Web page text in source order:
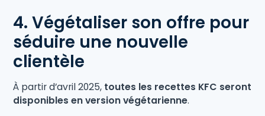
4. Végétaliser son offre pour
séduire une nouvelle
clientèle
À partir d’avril 2025, toutes les recettes KFC seront
disponibles en version végétarienne.